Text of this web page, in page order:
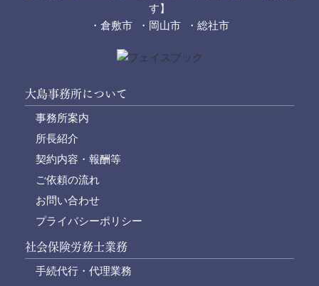
す】
・倉敷市 ・岡山市 ・総社市
大島事務所について
事務所案内
所長紹介
契約内容・報酬等
ご依頼の流れ
お問い合わせ
プライバシーポリシー
社会保険労務士業務
手続代行・代理業務